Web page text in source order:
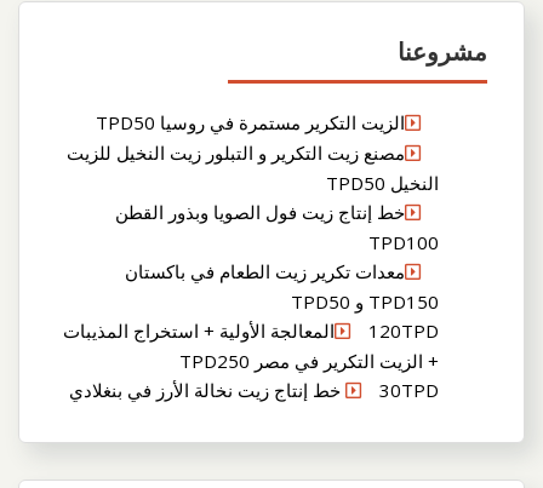
مشروعنا
الزيت التكرير مستمرة في روسيا TPD50
مصنع زيت التكرير و التبلور زيت النخيل للزيت
النخيل TPD50
خط إنتاج زيت فول الصويا وبذور القطن
TPD100
معدات تكرير زيت الطعام في باكستان
TPD150 و TPD50
120TPDالمعالجة الأولية + استخراج المذيبات
+ الزيت التكرير في مصر TPD250
30TPD خط إنتاج زيت نخالة الأرز في بنغلادي